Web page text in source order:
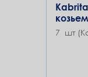
7 шт